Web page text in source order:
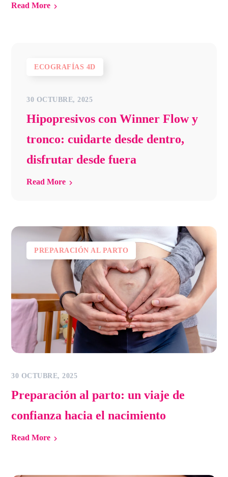
Read More
ECOGRAFÍAS 4D
30 OCTUBRE, 2025
Hipopresivos con Winner Flow y
tronco: cuidarte desde dentro,
disfrutar desde fuera
Read More
PREPARACIÓN AL PARTO
30 OCTUBRE, 2025
Preparación al parto: un viaje de
confianza hacia el nacimiento
Read More